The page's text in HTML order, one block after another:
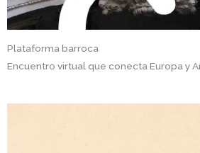
Plataforma barroca
Encuentro virtual que conecta Europa y